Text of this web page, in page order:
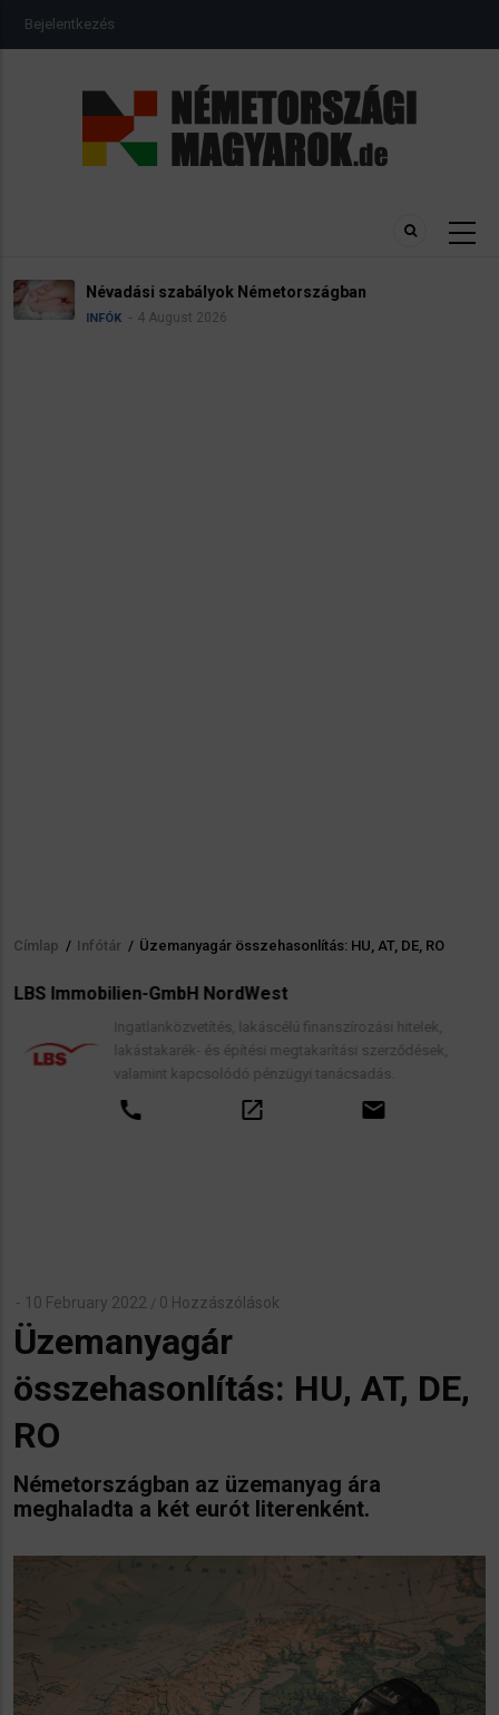
USER
ACCOUNT
Bejelentkezés
Névadási szabályok Németországban
INFÓK 4 August 2026
Morzsa
Címlap / Infótár / Üzemanyagár összehasonlítás: HU, AT, DE, RO
LBS Immobilien-GmbH NordWest
Ingatlanközvetítés, lakáscélú finanszírozási hitelek,
lakástakarék- és építési megtakarítási szerződések,
valamint kapcsolódó pénzügyi tanácsadás.
call open_in_new email
10 February 2022 / 0 Hozzászólások
Üzemanyagár
összehasonlítás: HU, AT, DE,
RO
Németországban az üzemanyag ára
meghaladta a két eurót literenként.